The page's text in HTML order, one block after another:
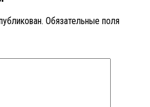
Обязательные поля